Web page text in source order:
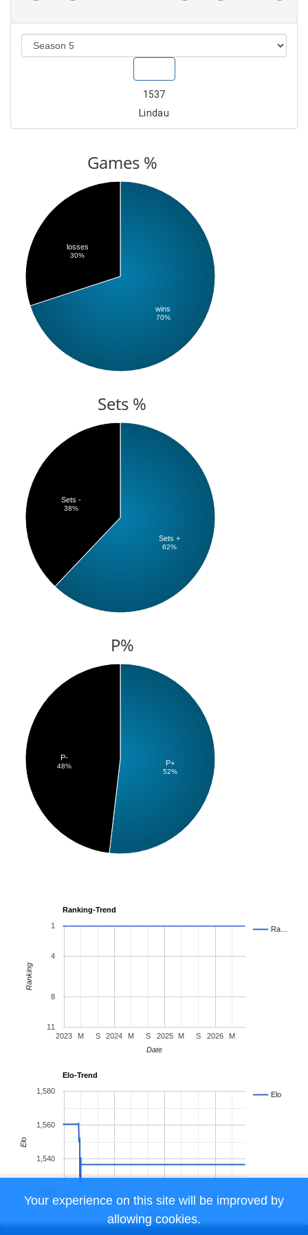
Your experience on this site will be improved by
allowing cookies.
1537
Lindau
Games %
wins
70%
losses
30%
Sets %
Sets +
62%
Sets -
38%
P%
P+
52%
P-
48%
Ranking-Trend
Ra…
2023 2024 2025 2026
M S M S M S M
1
4
8
11
Date
Ranking
Elo-Trend
Elo
2023 2024 2025 2026
M S M S M S M
1,540
1,560
1,580
Date
Elo